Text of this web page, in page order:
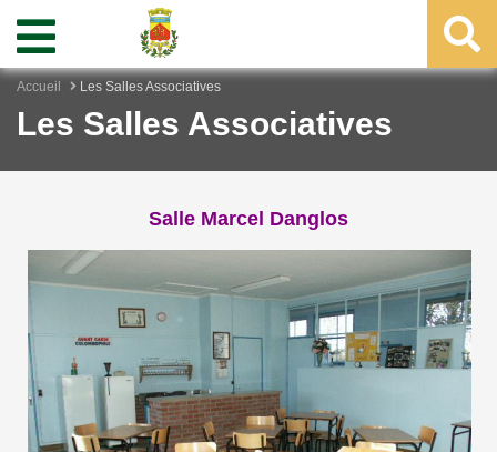
Accueil Les Salles Associatives
Les Salles Associatives
Salle Marcel Danglos